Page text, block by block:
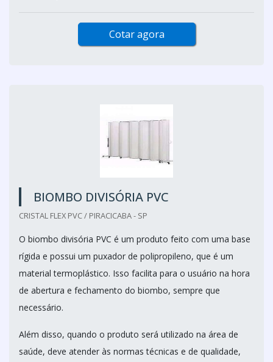
Cotar agora
BIOMBO DIVISÓRIA PVC
CRISTAL FLEX PVC / PIRACICABA - SP
O biombo divisória PVC é um produto feito com uma base
rígida e possui um puxador de polipropileno, que é um
material termoplástico. Isso facilita para o usuário na hora
de abertura e fechamento do biombo, sempre que
necessário.
Além disso, quando o produto será utilizado na área de
saúde, deve atender às normas técnicas e de qualidade,